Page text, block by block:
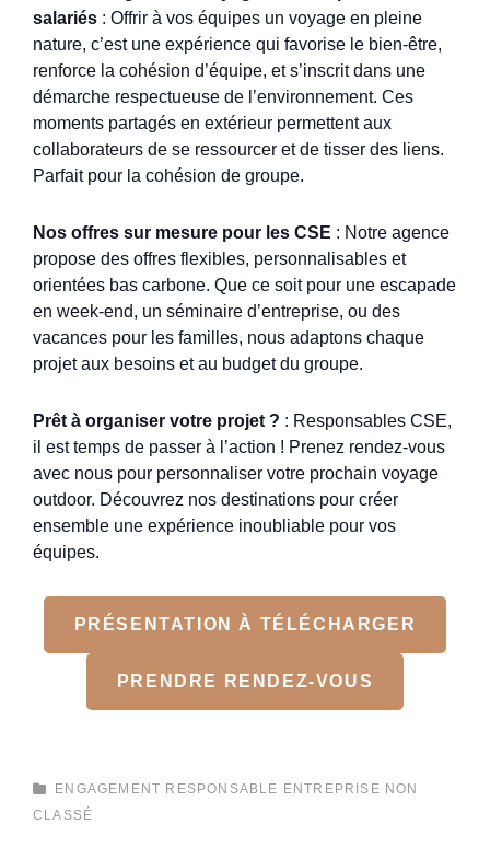
salariés : Offrir à vos équipes un voyage en pleine
nature, c’est une expérience qui favorise le bien-être,
renforce la cohésion d’équipe, et s’inscrit dans une
démarche respectueuse de l’environnement. Ces
moments partagés en extérieur permettent aux
collaborateurs de se ressourcer et de tisser des liens.
Parfait pour la cohésion de groupe.
Nos offres sur mesure pour les CSE : Notre agence
propose des offres flexibles, personnalisables et
orientées bas carbone. Que ce soit pour une escapade
en week-end, un séminaire d’entreprise, ou des
vacances pour les familles, nous adaptons chaque
projet aux besoins et au budget du groupe.
Prêt à organiser votre projet ? : Responsables CSE,
il est temps de passer à l’action ! Prenez rendez-vous
avec nous pour personnaliser votre prochain voyage
outdoor. Découvrez nos destinations pour créer
ensemble une expérience inoubliable pour vos
équipes.
PRÉSENTATION À TÉLÉCHARGER
PRENDRE RENDEZ-VOUS
CATEGORIES
ENGAGEMENT RESPONSABLE ENTREPRISE NON
CLASSÉ